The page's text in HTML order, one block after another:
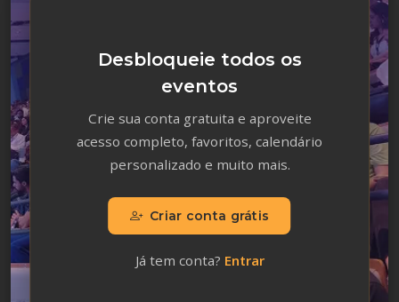
Desbloqueie todos os
eventos
Crie sua conta gratuita e aproveite
acesso completo, favoritos, calendário
personalizado e muito mais.
Criar conta grátis
Já tem conta? Entrar